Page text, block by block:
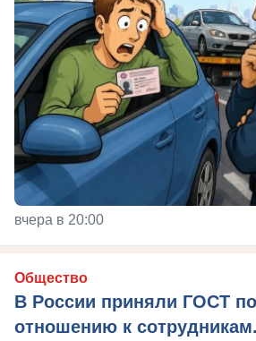
вчера в 20:00
Общество
В России приняли ГОСТ
отношению к